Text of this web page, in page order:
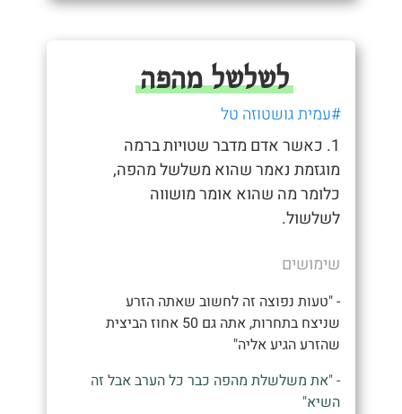
לשלשל מהפה
#עמית גושטוזה טל
1. כאשר אדם מדבר שטויות ברמה
מוגזמת נאמר שהוא משלשל מהפה,
כלומר מה שהוא אומר מושווה
לשלשול.
שימושים
- "טעות נפוצה זה לחשוב שאתה הזרע
שניצח בתחרות, אתה גם 50 אחוז הביצית
שהזרע הגיע אליה"
- "את משלשלת מהפה כבר כל הערב אבל זה
השיא"